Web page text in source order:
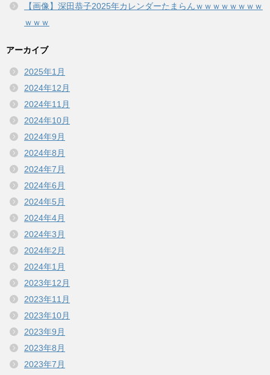
【画像】深田恭子2025年カレンダーたまらんｗｗｗｗｗｗｗｗ
ｗｗｗ
アーカイブ
2025年1月
2024年12月
2024年11月
2024年10月
2024年9月
2024年8月
2024年7月
2024年6月
2024年5月
2024年4月
2024年3月
2024年2月
2024年1月
2023年12月
2023年11月
2023年10月
2023年9月
2023年8月
2023年7月